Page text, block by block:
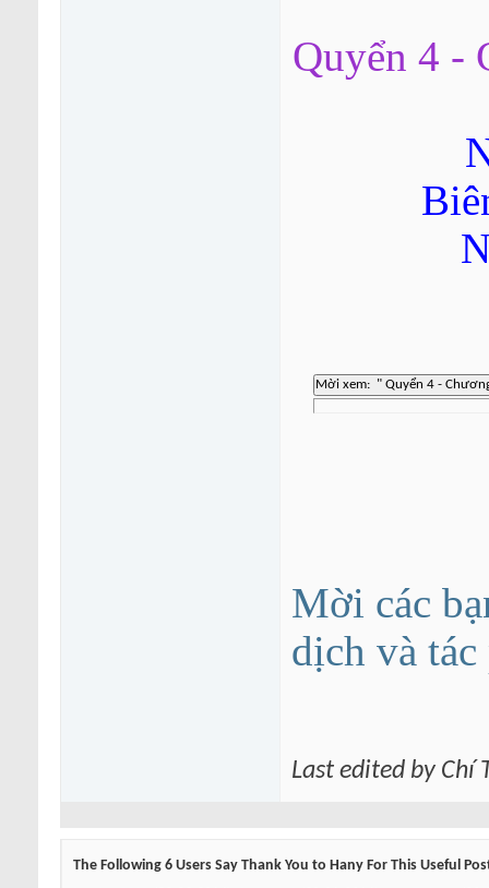
Quyển 4 -
Mời các
dịch và
Last edited by Chí
The Following 6 Users Say Thank You to Hany For This Useful